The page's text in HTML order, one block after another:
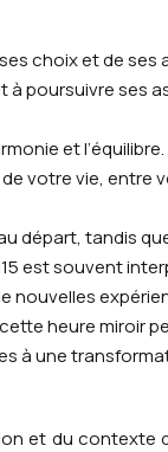
choix et de ses
à poursuivre ses
et l’équilibre.
votre vie, entre
départ, tandis
est souvent
nouvelles
heure miroir
à une
et du contexte